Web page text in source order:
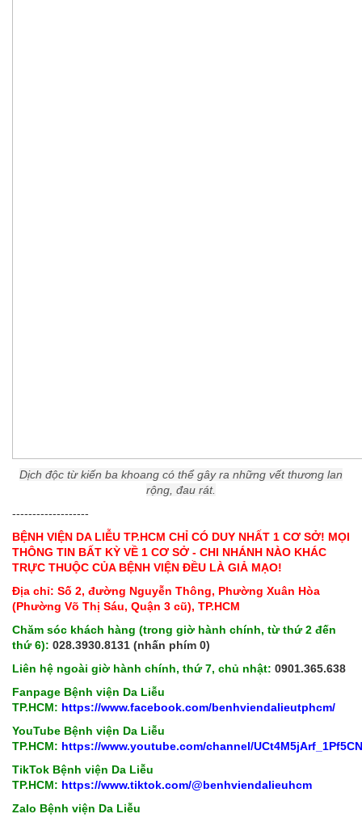
Dịch độc từ kiến ba khoang có thể gây ra những vết thương lan
rộng, đau rát.
-------------------
BỆNH VIỆN DA LIỄU TP.HCM CHỈ CÓ DUY NHẤT 1 CƠ SỞ! MỌI
THÔNG TIN BẤT KỲ VỀ 1 CƠ SỞ - CHI NHÁNH NÀO KHÁC
TRỰC THUỘC CỦA BỆNH VIỆN ĐỀU LÀ GIẢ MẠO!
Địa chỉ: Số 2, đường Nguyễn Thông, Phường Xuân Hòa
(Phường Võ Thị Sáu, Quận 3 cũ), TP.HCM
Chăm sóc khách hàng (trong giờ hành chính, từ thứ 2 đến
thứ 6): 028.3930.8131 (nhấn phím 0)
Liên hệ ngoài giờ hành chính, thứ 7, chủ nhật: 0901.365.638
Fanpage Bệnh viện Da Liễu
TP.HCM: https://www.facebook.com/benhviendalieutphcm/
YouTube Bệnh viện Da Liễu
TP.HCM: https://www.youtube.com/channel/
TikTok Bệnh viện Da Liễu
TP.HCM: https://www.tiktok.com/@benhviendalieuhcm
Zalo Bệnh viện Da Liễu